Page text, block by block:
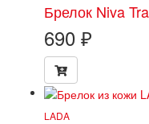
Брелок Niva
690 ₽
LADA